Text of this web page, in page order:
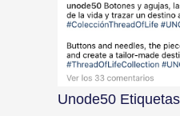
Unode50